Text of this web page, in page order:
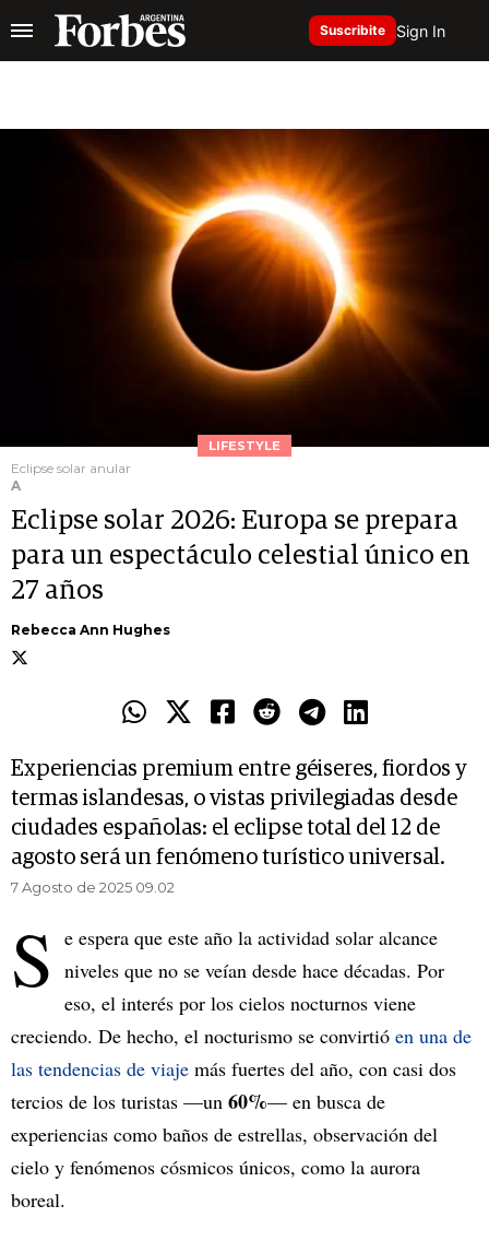
Suscribite Sign In
LIFESTYLE
Eclipse solar anular
A
Eclipse solar 2026: Europa se prepara
para un espectáculo celestial único en
27 años
Rebecca Ann Hughes
Experiencias premium entre géiseres, fiordos y
termas islandesas, o vistas privilegiadas desde
ciudades españolas: el eclipse total del 12 de
agosto será un fenómeno turístico universal.
7 Agosto de 2025 09.02
S e espera que este año la actividad solar alcance
niveles que no se veían desde hace décadas. Por
eso, el interés por los cielos nocturnos viene
creciendo. De hecho, el nocturismo se convirtió en una de
las tendencias de viaje más fuertes del año, con casi dos
tercios de los turistas —un 60%— en busca de
experiencias como baños de estrellas, observación del
cielo y fenómenos cósmicos únicos, como la aurora
boreal.